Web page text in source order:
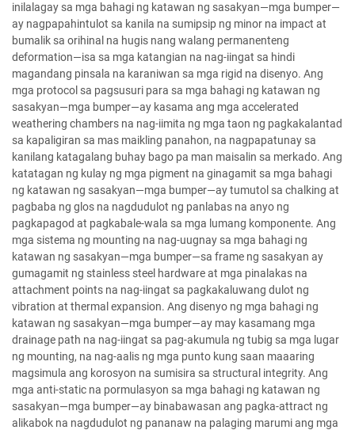
inilalagay sa mga bahagi ng katawan ng sasakyan—mga bumper—
ay nagpapahintulot sa kanila na sumipsip ng minor na impact at
bumalik sa orihinal na hugis nang walang permanenteng
deformation—isa sa mga katangian na nag-iingat sa hindi
magandang pinsala na karaniwan sa mga rigid na disenyo. Ang
mga protocol sa pagsusuri para sa mga bahagi ng katawan ng
sasakyan—mga bumper—ay kasama ang mga accelerated
weathering chambers na nag-iimita ng mga taon ng pagkakalantad
sa kapaligiran sa mas maikling panahon, na nagpapatunay sa
kanilang katagalang buhay bago pa man maisalin sa merkado. Ang
katatagan ng kulay ng mga pigment na ginagamit sa mga bahagi
ng katawan ng sasakyan—mga bumper—ay tumutol sa chalking at
pagbaba ng glos na nagdudulot ng panlabas na anyo ng
pagkapagod at pagkabale-wala sa mga lumang komponente. Ang
mga sistema ng mounting na nag-uugnay sa mga bahagi ng
katawan ng sasakyan—mga bumper—sa frame ng sasakyan ay
gumagamit ng stainless steel hardware at mga pinalakas na
attachment points na nag-iingat sa pagkakaluwang dulot ng
vibration at thermal expansion. Ang disenyo ng mga bahagi ng
katawan ng sasakyan—mga bumper—ay may kasamang mga
drainage path na nag-iingat sa pag-akumula ng tubig sa mga lugar
ng mounting, na nag-aalis ng mga punto kung saan maaaring
magsimula ang korosyon na sumisira sa structural integrity. Ang
mga anti-static na pormulasyon sa mga bahagi ng katawan ng
sasakyan—mga bumper—ay binabawasan ang pagka-attract ng
alikabok na nagdudulot ng pananaw na palaging marumi ang mga